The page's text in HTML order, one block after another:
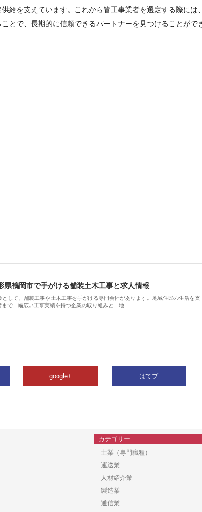
給を支えています。これから管工事業者を選定する際には、
とで、長期的に信頼できるパートナーを見つけることがで
県鶴岡市で手がける舗装土木工事と求人情報
して、舗装工事や土木工事を手がける専門会社があります。地域住民の生活を支
で、幅広い工事実績を持つ企業の取り組みと、地…
google+ はてブ
カテゴリー
士業（専門職種）
運送業
人材紹介業
製造業
通信業